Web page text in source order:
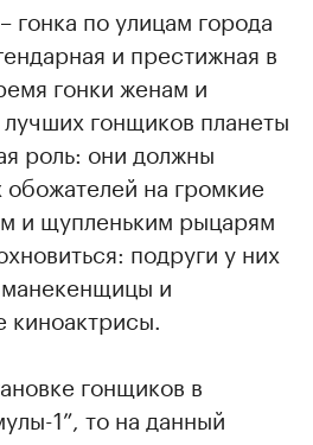
гонка по улицам города
и престижная в
гонки женам и
гонщиков планеты
роль: они должны
обожателей на громкие
и щупленьким рыцарям
подруги у них
и
киноактрисы.
гонщиков в
1”, то на данный